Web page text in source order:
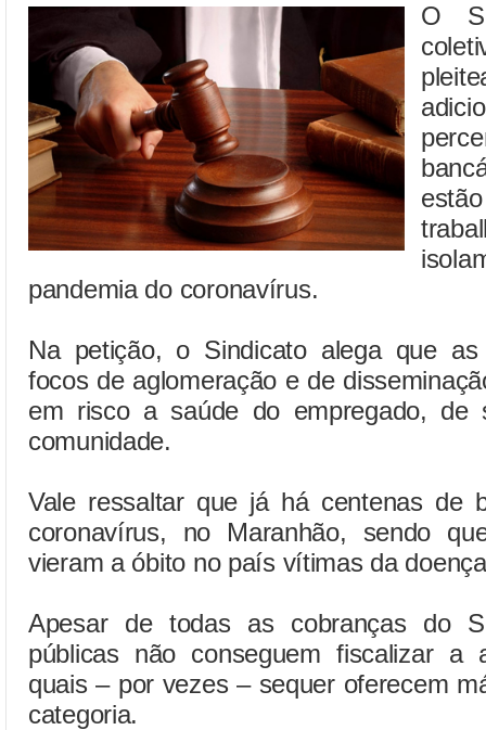
O
pandemia do coronavírus.
Na petição, o Sindicato alega que
focos de aglomeração e de
em risco a saúde do empregado,
comunidade.
Vale ressaltar que já há centenas de
coronavírus, no Maranhão, sendo
vieram a óbito no país vítimas da
Apesar de todas as cobranças do
públicas não conseguem fiscalizar a
quais – por vezes – sequer oferecem
categoria.